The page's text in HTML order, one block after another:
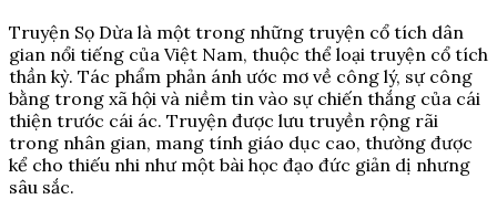
Truyện Sọ Dừa là một trong những truyện cổ tích dân
gian nổi tiếng của Việt Nam, thuộc thể loại truyện cổ tích
thần kỳ. Tác phẩm phản ánh ước mơ về công lý, sự công
bằng trong xã hội và niềm tin vào sự chiến thắng của cái
thiện trước cái ác. Truyện được lưu truyền rộng rãi
trong nhân gian, mang tính giáo dục cao, thường được
kể cho thiếu nhi như một bài học đạo đức giản dị nhưng
sâu sắc.